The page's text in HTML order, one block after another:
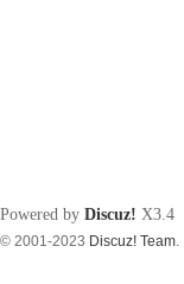
Powered by Discuz! X3.4
© 2001-2023 Discuz! Team